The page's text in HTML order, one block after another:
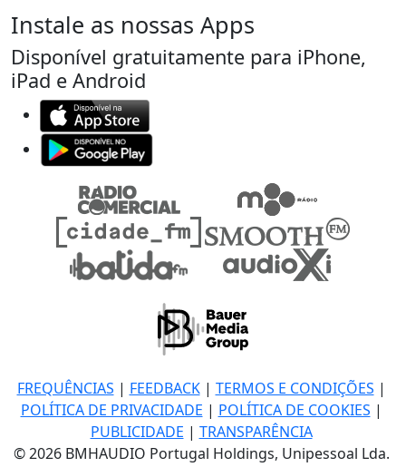
Instale as nossas Apps
Disponível gratuitamente para iPhone,
iPad e Android
FREQUÊNCIAS | FEEDBACK| TERMOS E CONDIÇÕES |
POLÍTICA DE PRIVACIDADE | POLÍTICA DE COOKIES |
PUBLICIDADE | TRANSPARÊNCIA
© 2026 BMHAUDIO Portugal Holdings, Unipessoal Lda.